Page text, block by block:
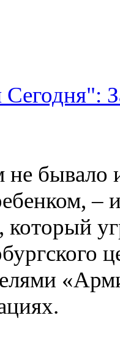
бывало
–
который